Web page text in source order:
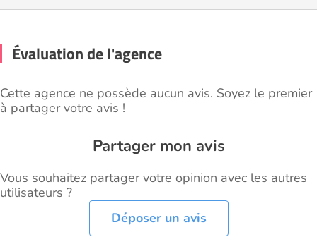
Évaluation de l'agence
Cette agence ne possède aucun avis. Soyez le premier
à partager votre avis !
Partager mon avis
Vous souhaitez partager votre opinion avec les autres
utilisateurs ?
Déposer un avis